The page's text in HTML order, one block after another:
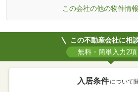
この会社の他の物件情
この不動産会社に相
無料・簡単入力2項
入居条件 について